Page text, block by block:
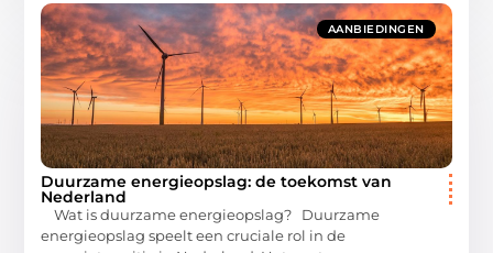
AANBIEDINGEN
Duurzame energieopslag: de toekomst van
Nederland
Wat is duurzame energieopslag? Duurzame
energieopslag speelt een cruciale rol in de